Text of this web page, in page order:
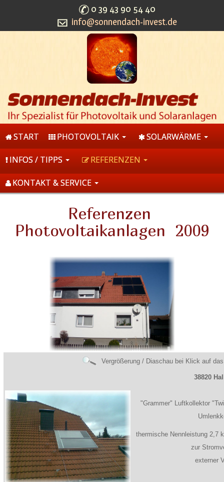
0 39 43 90 54 40
info@sonnendach-invest.de
START PHOTOVOLTAIK SOLARWÄRME
INFOS / TIPPS REFERENZEN
KONTAKT & SERVICE
Referenzen
Photovoltaikanlagen 2009
Vergrößerung / Diaschau bei Klick auf
38820
"Grammer" Luftkollektor
thermische Nennleistung 2,7
zur
externer